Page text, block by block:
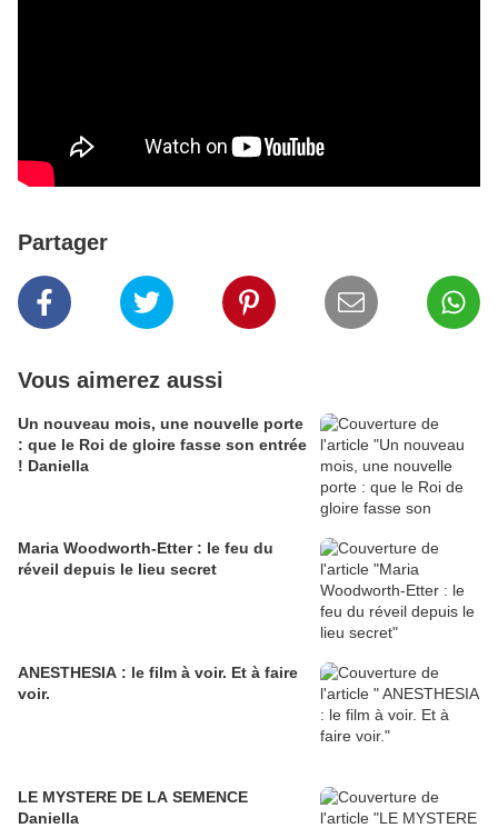
Partager
Vous aimerez aussi
Un nouveau mois, une nouvelle porte
: que le Roi de gloire fasse son entrée
! Daniella
Maria Woodworth-Etter : le feu du
réveil depuis le lieu secret
ANESTHESIA : le film à voir. Et à faire
voir.
LE MYSTERE DE LA SEMENCE
Daniella